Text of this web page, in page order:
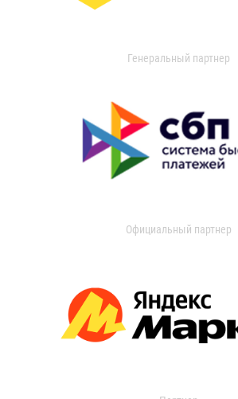
Генеральный партнер
Официальный партнер